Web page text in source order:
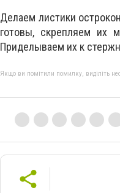
Делаем листики
готовы, скрепляем их
Приделываем их к
Якщо ви помітили помилку, виділіть